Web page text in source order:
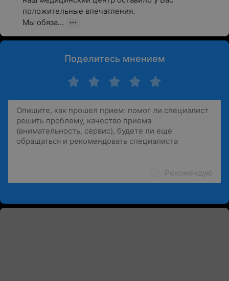
положительные впечатления.
Мы обяза...
Поделитесь мнением
Рекомендую